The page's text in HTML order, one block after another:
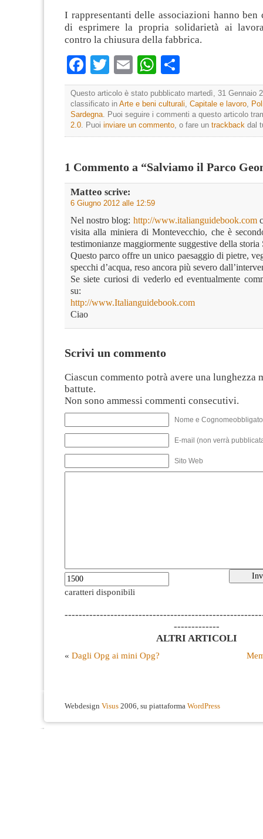
I rappresentanti delle associazioni hanno
di esprimere la propria solidarietà ai
contro la chiusura della fabbrica.
Facebook
TwitterEmailWhatsApp
Questo articolo è stato pubblicato martedì, 31 Gennaio
classificato in Arte e beni culturali Capitale e lavoro
Sardegna . Puoi seguire i commenti a questo articolo
2.0 . Puoi inviare un commento , o fare un trackback dal
1 Commento a “Salviamo il Parco
Matteo scrive:
6 Giugno 2012 alle 12:59
Nel nostro blog: http://www.italianguidebook.com
visita alla miniera di Montevecchio, che è
testimonianze maggiormente suggestive della storia
Questo parco offre un unico paesaggio di pietre,
specchi d’acqua, reso ancora più severo
Se siete curiosi di vederlo ed eventualmente
su:
http://www.Italianguidebook.com
Ciao
Scrivi un commento
Ciascun commento potrà avere una lunghezza
battute.
Non sono ammessi commenti consecutivi.
Nome e
E-mail (non verrà
Sito Web
caratteri disponibili
-------------
ALTRI ARTICOLI
« Dagli Opg ai mini Opg?
Webdesign Visus 2006, su piattaforma WordPress